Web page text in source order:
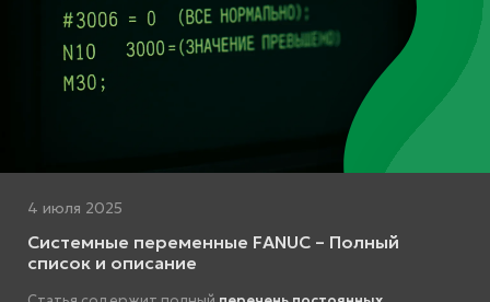
4 июля 2025
Системные переменные FANUC – Полный
список и описание